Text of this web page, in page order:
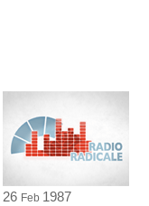
26 Feb 1987